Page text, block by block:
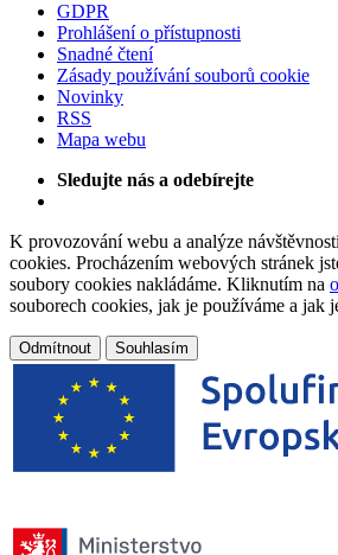
GDPR
Prohlášení o přístupnosti
Snadné čtení
Zásady používání souborů cookie
Novinky
RSS
Mapa webu
Sledujte nás a odebírejte
K provozování webu a analýze
cookies. Procházením webových stránek
soubory cookies nakládáme. Kliknutím na
souborech cookies, jak je používáme a jak
Odmítnout Souhlasím